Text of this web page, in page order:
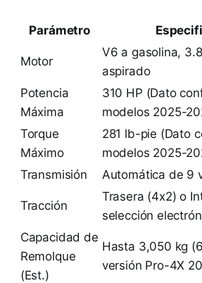
Parámetro
Motor
V6 a gasolina,
aspirado
Potencia
Máxima
310 HP (Dato
modelos 2025-
Torque
Máximo
281 lb-pie (Dato
modelos 2025-
Transmisión
Automática de 9
Tracción
Trasera (4x2) o
selección
Capacidad de
Remolque
(Est.)
Hasta 3,050 kg
versión Pro-4X